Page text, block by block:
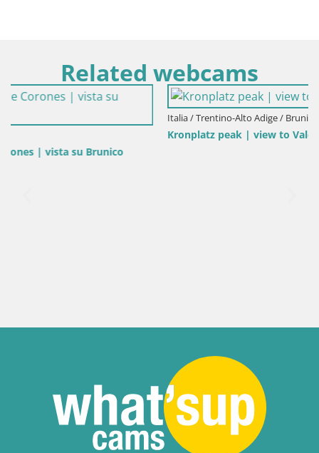
Related webcams
Kronplatz peak | view to Valdaora – Olang